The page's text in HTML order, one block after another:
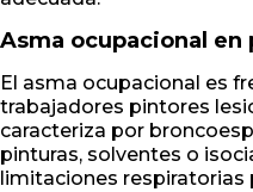
Asma ocupacional en
El asma ocupacional es
trabajadores pintores
caracteriza por
pinturas, solventes o
limitaciones respiratorias